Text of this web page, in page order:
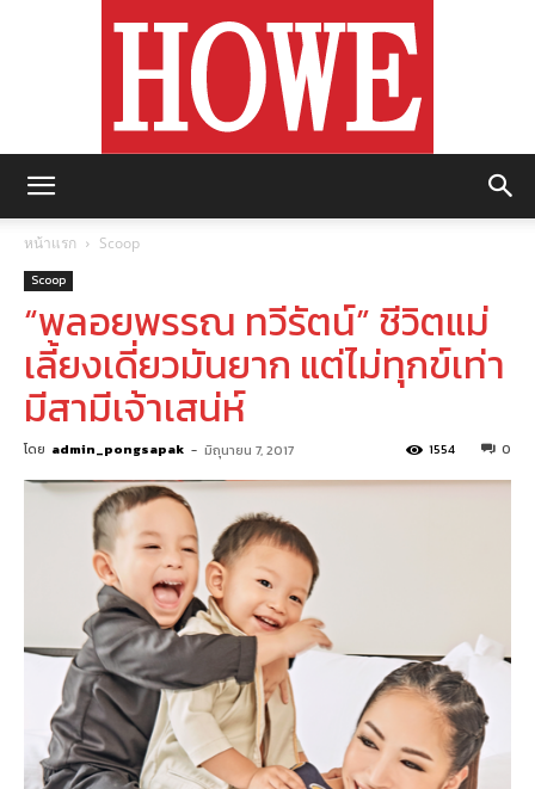
หน้าแรก Scoop
Scoop
“พลอยพรรณ ทวีรัตน์” ชีวิตแม่
เลี้ยงเดี่ยวมันยาก แต่ไม่ทุกข์เท่า
มีสามีเจ้าเสน่ห์
โดย admin_pongsapak - มิถุนายน 7, 2017 0
1554